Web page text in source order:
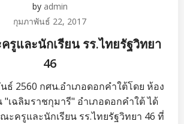
by admin
กุมภาพันธ์ 22, 2017
และนักเรียน รร.ไทยรัฐวิทยา
46
ธ์ 2560 กศน.อำเภอดอกคำใต้โดย ห้อง
เฉลิมราชกุมารี" อำเภอดอกคำใต้ ได้
ะครูและนักเรียน รร.ไทยรัฐวิทยา 46 ที่